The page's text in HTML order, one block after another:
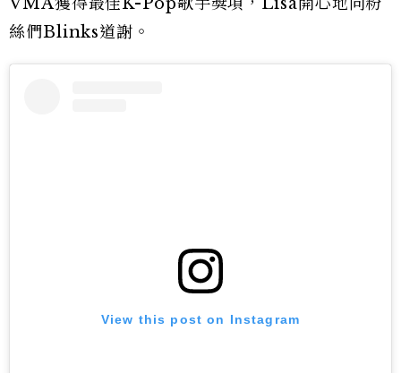
絲們Blinks道謝。
View this post on Instagram